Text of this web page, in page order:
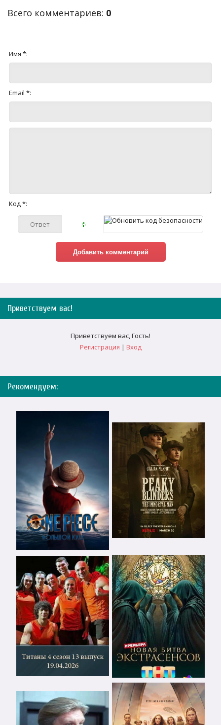
Всего комментариев: 0
Имя *:
Email *:
Код *:
Приветствуем вас!
Приветствуем вас,Гость!
Регистрация | Вход
Рекомендуем: